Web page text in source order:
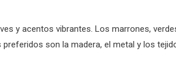
y acentos vibrantes. Los marrones,
son la madera, el metal y los